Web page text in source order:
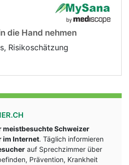
die Hand nehmen
Risikoschätzung
meistbesuchte Schweizer
im Internet. Täglich informieren
auf Sprechzimmer über
Prävention, Krankheit